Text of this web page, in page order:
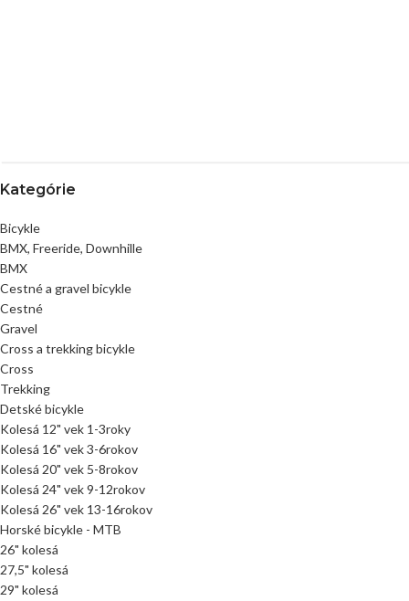
Kategórie
Bicykle
BMX, Freeride, Downhille
BMX
Cestné a gravel bicykle
Cestné
Gravel
Cross a trekking bicykle
Cross
Trekking
Detské bicykle
Kolesá 12" vek 1-3roky
Kolesá 16" vek 3-6rokov
Kolesá 20" vek 5-8rokov
Kolesá 24" vek 9-12rokov
Kolesá 26" vek 13-16rokov
Horské bicykle - MTB
26" kolesá
27,5" kolesá
29" kolesá